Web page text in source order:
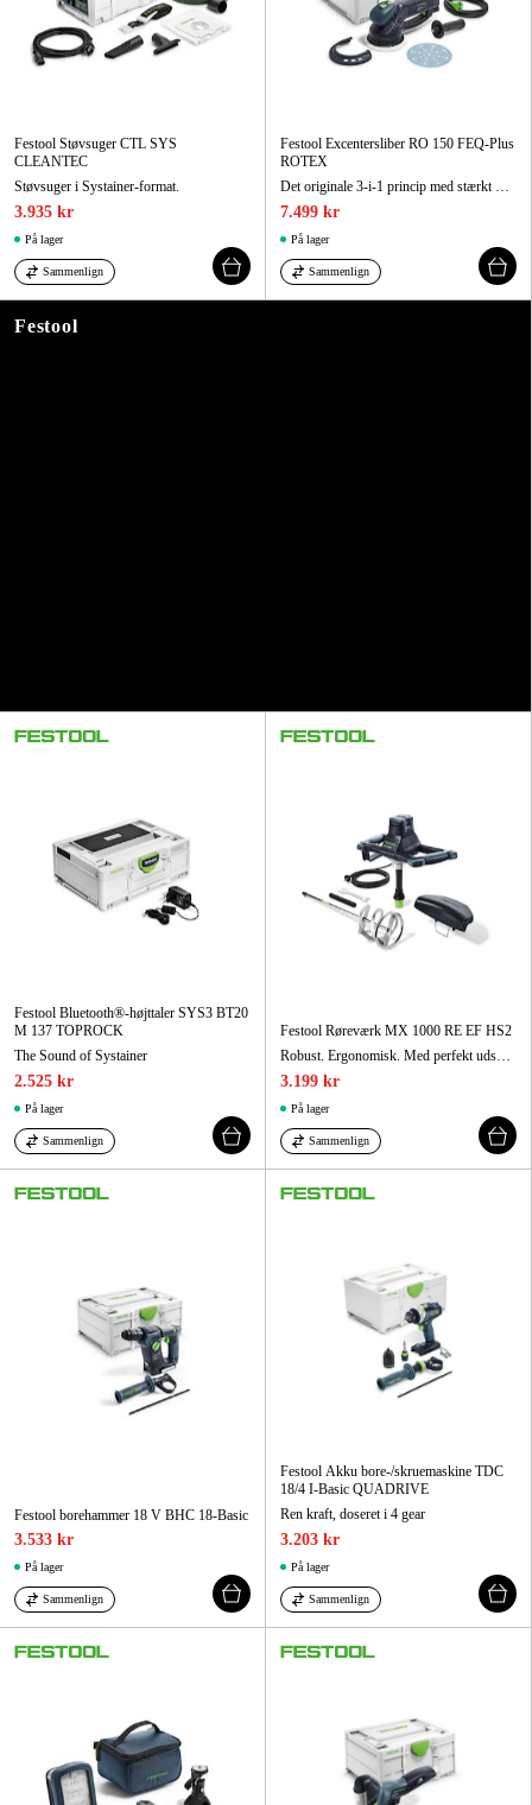
Festool Støvsuger CTL SYS
CLEANTEC
Støvsuger i Systainer-format.
3.935 kr
På lager
Sammenlign
Festool Excentersliber RO 150 FEQ-Plus
ROTEX
Det originale 3-i-1 princip med stærkt maskinkoncept
7.499 kr
På lager
Sammenlign
Festool Bluetooth®-højttaler SYS3 BT20
M 137 TOPROCK
The Sound of Systainer
2.525 kr
På lager
Sammenlign
Festool Røreværk MX 1000 RE EF HS2
Robust. Ergonomisk. Med perfekt udsugning
3.199 kr
På lager
Sammenlign
Festool borehammer 18 V BHC 18-Basic
3.533 kr
På lager
Sammenlign
Festool Akku bore-/skruemaskine TDC
18/4 I-Basic QUADRIVE
Ren kraft, doseret i 4 gear
3.203 kr
På lager
Sammenlign
Festool